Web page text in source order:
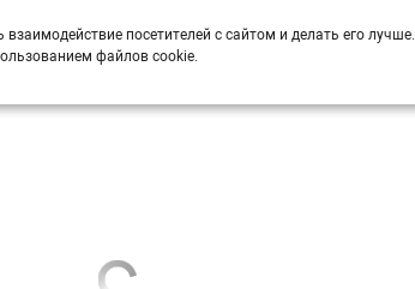
посетителей с сайтом и делать его лучше.
файлов cookie.